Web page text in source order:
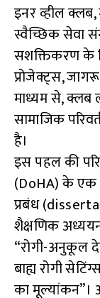
इनर व्हील
स्वैच्छिक सेवा
सशक्तिकरण के
प्रोजेक्ट्स,
माध्यम से, क्लब
सामाजिक
है।
इस पहल की
(DoHA) के एक
प्रबंध
शैक्षणिक
“रोगी-अनुकूल
बाह्य रोगी
का मूल्यांकन”।